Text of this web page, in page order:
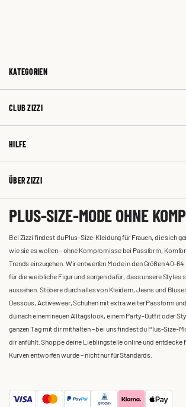
KATEGORIEN
CLUB ZIZZI
HILFE
ÜBER ZIZZI
PLUS-SIZE-MODE OHNE
Bei Zizzi findest du Plus-Size-Kleidung für Frauen, die sich
wie sie es wollen – ohne Kompromisse bei Passform,
Trends einzugehen. Wir entwerfen Mode in den Größen 40-
für die weibliche Figur und sorgen dafür, dass unsere Styles
aussehen. Stöbere durch alles von Kleidern, Jeans und
Dessous, Activewear, Schuhen mit extra weiter Passform
du nach einem neuen Alltagslook, einem Party-Outfit oder
ganzen Tag mit dir mithalten – bei uns findest du Plus-Size-
dir anfühlt. Shoppe deine Lieblingsteile online und entdecke
Kurven entworfen wurde – nicht nur für Standards.